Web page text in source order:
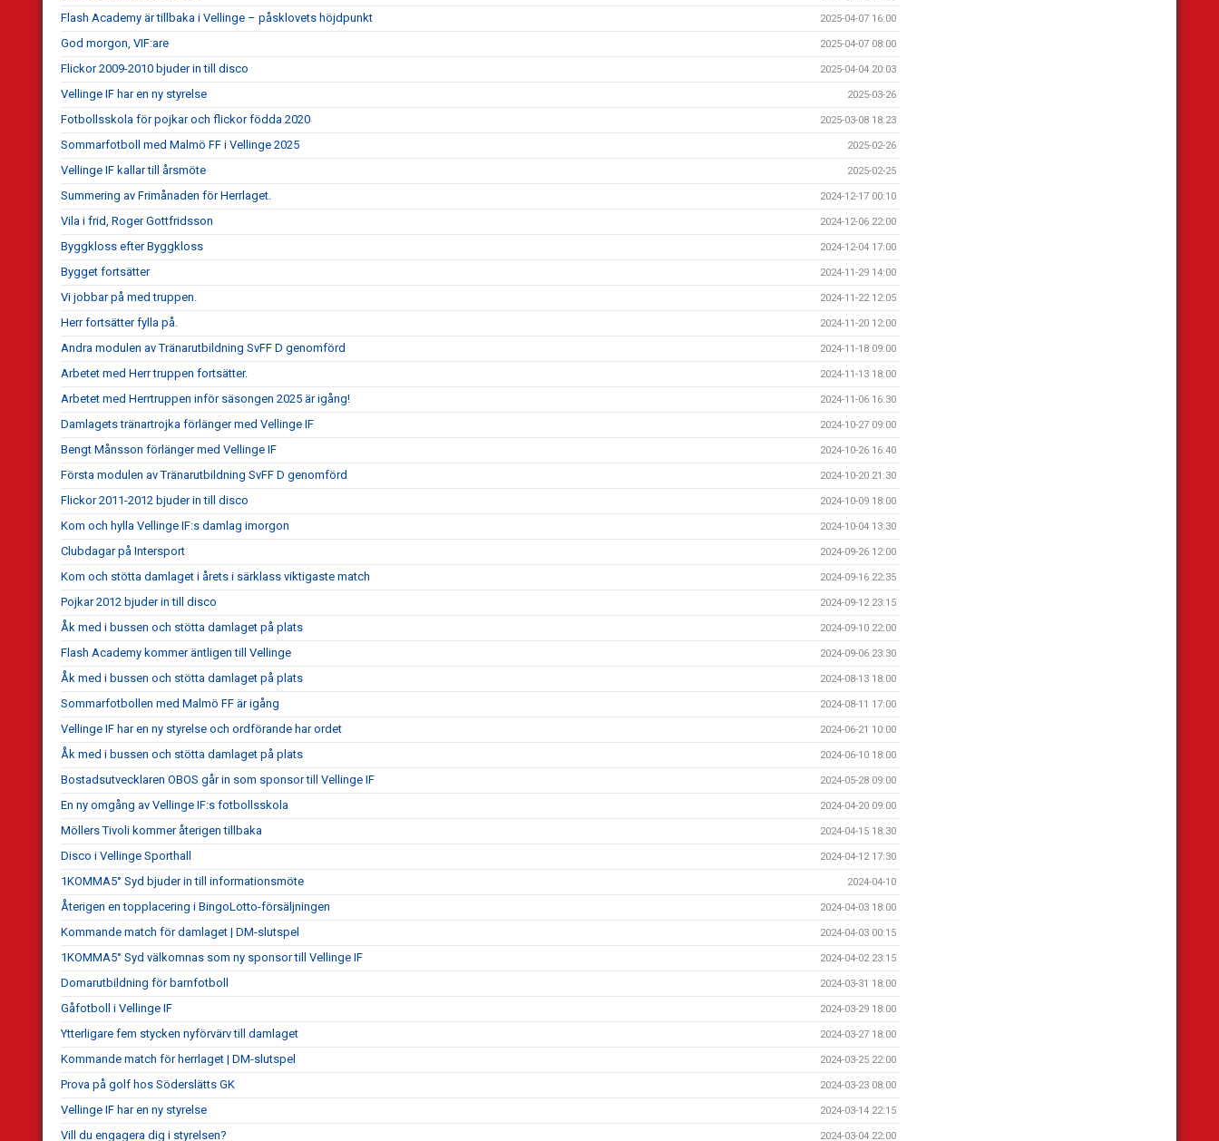
Flash Academy är tillbaka i Vellinge – påsklovets höjdpunkt 2025-04-07 16:00
God morgon, VIF:are 2025-04-07 08:00
Flickor 2009-2010 bjuder in till disco 2025-04-04 20:03
Vellinge IF har en ny styrelse 2025-03-26
Fotbollsskola för pojkar och flickor födda 2020 2025-03-08 18:23
Sommarfotboll med Malmö FF i Vellinge 2025 2025-02-26
Vellinge IF kallar till årsmöte 2025-02-25
Summering av Frimånaden för Herrlaget. 2024-12-17 00:10
Vila i frid, Roger Gottfridsson 2024-12-06 22:00
Byggkloss efter Byggkloss 2024-12-04 17:00
Bygget fortsätter 2024-11-29 14:00
Vi jobbar på med truppen. 2024-11-22 12:05
Herr fortsätter fylla på. 2024-11-20 12:00
Andra modulen av Tränarutbildning SvFF D genomförd 2024-11-18 09:00
Arbetet med Herr truppen fortsätter. 2024-11-13 18:00
Arbetet med Herrtruppen inför säsongen 2025 är igång! 2024-11-06 16:30
Damlagets tränartrojka förlänger med Vellinge IF 2024-10-27 09:00
Bengt Månsson förlänger med Vellinge IF 2024-10-26 16:40
Första modulen av Tränarutbildning SvFF D genomförd 2024-10-20 21:30
Flickor 2011-2012 bjuder in till disco 2024-10-09 18:00
Kom och hylla Vellinge IF:s damlag imorgon 2024-10-04 13:30
Clubdagar på Intersport 2024-09-26 12:00
Kom och stötta damlaget i årets i särklass viktigaste match 2024-09-16 22:35
Pojkar 2012 bjuder in till disco 2024-09-12 23:15
Åk med i bussen och stötta damlaget på plats 2024-09-10 22:00
Flash Academy kommer äntligen till Vellinge 2024-09-06 23:30
Åk med i bussen och stötta damlaget på plats 2024-08-13 18:00
Sommarfotbollen med Malmö FF är igång 2024-08-11 17:00
Vellinge IF har en ny styrelse och ordförande har ordet 2024-06-21 10:00
Åk med i bussen och stötta damlaget på plats 2024-06-10 18:00
Bostadsutvecklaren OBOS går in som sponsor till Vellinge IF 2024-05-28 09:00
En ny omgång av Vellinge IF:s fotbollsskola 2024-04-20 09:00
Möllers Tivoli kommer återigen tillbaka 2024-04-15 18:30
Disco i Vellinge Sporthall 2024-04-12 17:30
1KOMMA5° Syd bjuder in till informationsmöte 2024-04-10
Återigen en topplacering i BingoLotto-försäljningen 2024-04-03 18:00
Kommande match för damlaget | DM-slutspel 2024-04-03 00:15
1KOMMA5° Syd välkomnas som ny sponsor till Vellinge IF 2024-04-02 23:15
Domarutbildning för barnfotboll 2024-03-31 18:00
Gåfotboll i Vellinge IF 2024-03-29 18:00
Ytterligare fem stycken nyförvärv till damlaget 2024-03-27 18:00
Kommande match för herrlaget | DM-slutspel 2024-03-25 22:00
Prova på golf hos Söderslätts GK 2024-03-23 08:00
Vellinge IF har en ny styrelse 2024-03-14 22:15
Vill du engagera dig i styrelsen? 2024-03-04 22:00